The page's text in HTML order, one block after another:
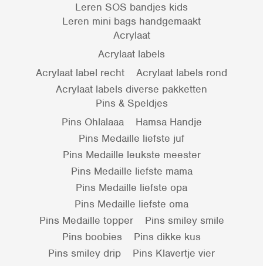
Leren SOS bandjes kids
Leren mini bags handgemaakt
Acrylaat
Acrylaat labels
Acrylaat label recht
Acrylaat labels rond
Acrylaat labels diverse pakketten
Pins & Speldjes
Pins Ohlalaaa
Hamsa Handje
Pins Medaille liefste juf
Pins Medaille leukste meester
Pins Medaille liefste mama
Pins Medaille liefste opa
Pins Medaille liefste oma
Pins Medaille topper
Pins smiley smile
Pins boobies
Pins dikke kus
Pins smiley drip
Pins Klavertje vier